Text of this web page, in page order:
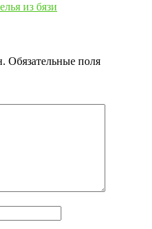
из бязи
Обязательные поля